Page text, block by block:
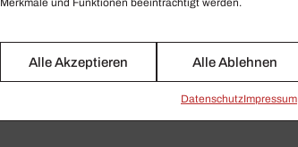
Merkmale und Funktionen beeinträchtigt werden.
Alle Akzeptieren Alle Ablehnen
Daten­schutzImpressum